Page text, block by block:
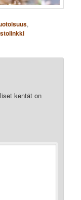
,
kentät on